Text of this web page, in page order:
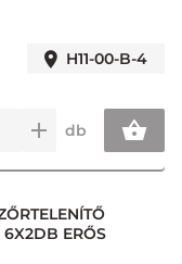
H11-00-B-4
db
6X2DB ERŐS